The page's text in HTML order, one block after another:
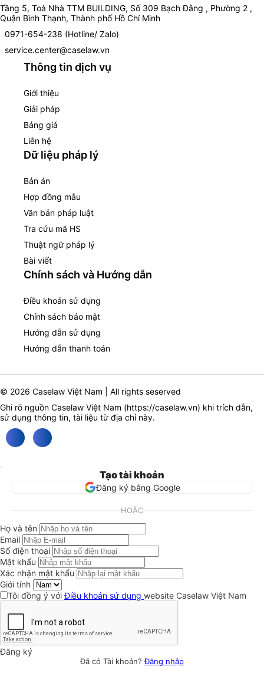
Tầng 5, Toà Nhà TTM BUILDING, Số 309 Bạch Đằng , Phường 2 ,
Quận Bình Thạnh, Thành phố Hồ Chí Minh
0971-654-238 (Hotline/ Zalo)
service.center@caselaw.vn
Thông tin dịch vụ
Giới thiệu
Giải pháp
Bảng giá
Liên hệ
Dữ liệu pháp lý
Bản án
Hợp đồng mẫu
Văn bản pháp luật
Tra cứu mã HS
Thuật ngữ pháp lý
Bài viết
Chính sách và Hướng dẫn
Điều khoản sử dụng
Chính sách bảo mật
Hướng dẫn sử dụng
Hướng dẫn thanh toán
© 2026 Caselaw Việt Nam | All rights seserved
Ghi rõ nguồn Caselaw Việt Nam (https://caselaw.vn) khi trích dẫn,
sử dụng thông tin, tài liệu từ địa chỉ này.
Tạo tài khoản
Đăng ký bằng Google
HOẶC
Họ và tên
Email
Số điện thoại
Mật khẩu
Xác nhận mật khẩu
Giới tính
Tôi đồng ý vớiĐiều khoản sử dụng website Caselaw Việt Nam
Đăng ký
Đã có Tài khoản?Đăng nhập